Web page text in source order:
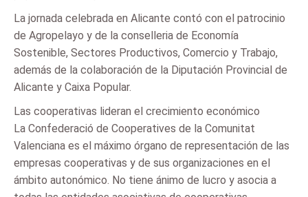
La jornada celebrada en Alicante contó con el patrocinio
de Agropelayo y de la conselleria de Economía
Sostenible, Sectores Productivos, Comercio y Trabajo,
además de la colaboración de la Diputación Provincial de
Alicante y Caixa Popular.
Las cooperativas lideran el crecimiento económico
La Confederació de Cooperatives de la Comunitat
Valenciana es el máximo órgano de representación de las
empresas cooperativas y de sus organizaciones en el
ámbito autonómico. No tiene ánimo de lucro y asocia a